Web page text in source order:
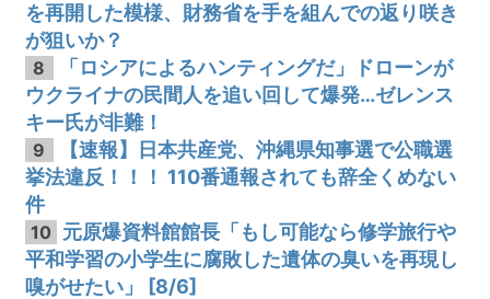
を再開した模様、財務省を手を組んでの返り咲き
が狙いか？
8
「ロシアによるハンティングだ」ドローンが
ウクライナの民間人を追い回して爆発…ゼレンス
キー氏が非難！
9
【速報】日本共産党、沖縄県知事選で公職選
挙法違反！！！ 110番通報されても辞全くめない
件
10 元原爆資料館館長「もし可能なら修学旅行や
平和学習の小学生に腐敗した遺体の臭いを再現し
嗅がせたい」 [8/6]